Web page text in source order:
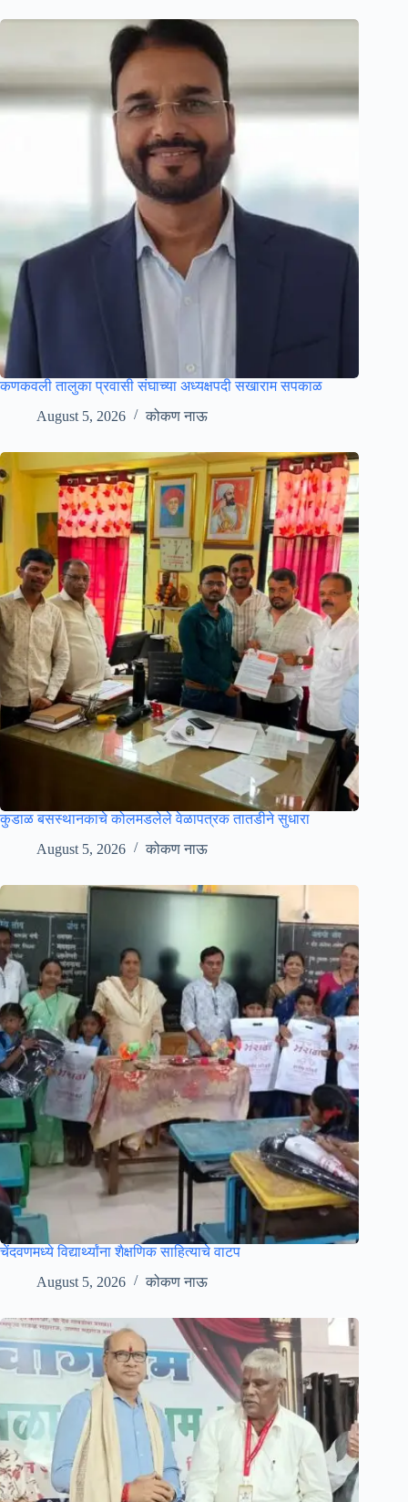
कणकवली तालुका प्रवासी संघाच्या अध्यक्षपदी सखाराम सपकाळ
August 5, 2026
कोकण नाऊ
कुडाळ बसस्थानकाचे कोलमडलेले वेळापत्रक तातडीने सुधारा
August 5, 2026
कोकण नाऊ
चेंदवणमध्ये विद्यार्थ्यांना शैक्षणिक साहित्याचे वाटप
August 5, 2026
कोकण नाऊ